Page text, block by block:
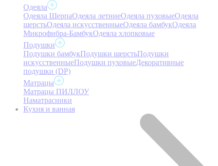
Одеяла
Одеяла ШерпаОдеяла летниеОдеяла пуховыеОдеяла
шерстьОдеяла искусственныеОдеяла бамбукОдеяла
Микрофибра-БамбукОдеяла хлопковые
Подушки
Подушки бамбукПодушки шерстьПодушки
искусственныеПодушки пуховыеДекоративные
подушки (DP)
Матрацы
Матрацы ПИЛЛОУ
Наматрасники
Кухня и ванная